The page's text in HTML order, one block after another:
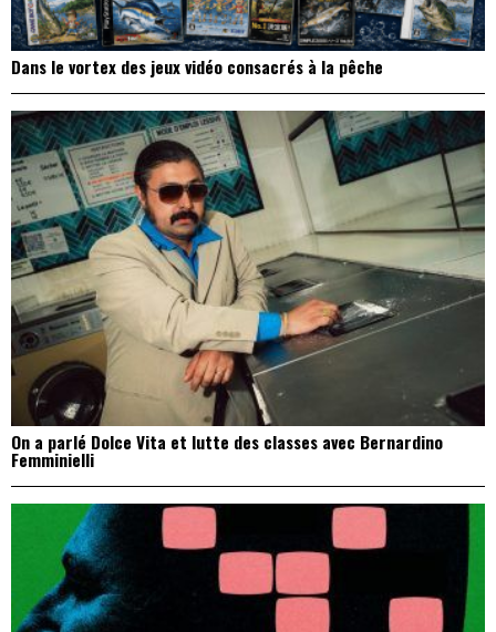
Dans le vortex des jeux vidéo consacrés à la pêche
On a parlé Dolce Vita et lutte des classes avec Bernardino
Femminielli